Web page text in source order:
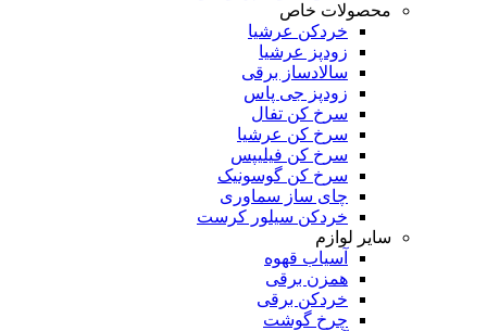
محصولات خاص
خردکن عرشیا
زودپز عرشیا
سالادساز برقی
زودپز جی پاس
سرخ کن تفال
سرخ کن عرشیا
سرخ کن فیلیپس
سرخ کن گوسونیک
چای ساز سماوری
خردکن سیلور کرست
سایر لوازم
آسیاب قهوه
همزن برقی
خردکن برقی
چرخ گوشت